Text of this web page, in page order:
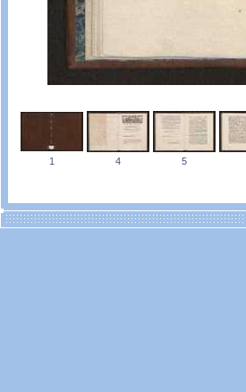
1 4 5